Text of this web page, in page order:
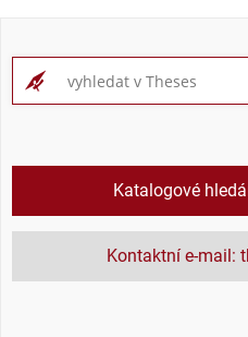
Katalogové
Kontaktní e-mail: